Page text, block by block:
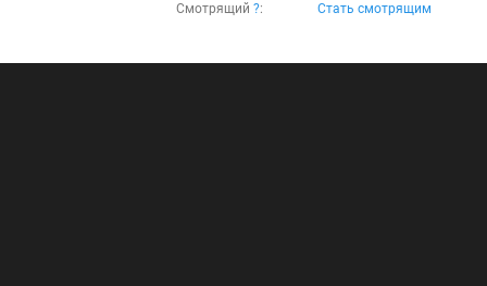
Смотрящий ?: Стать смотрящим